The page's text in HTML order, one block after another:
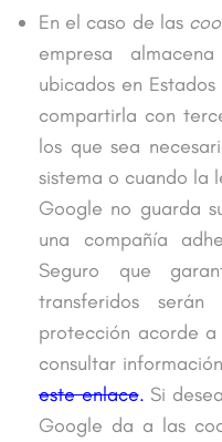
En el caso de las
empresa
ubicados en
compartirla con
los que sea
sistema o cuando la
Google no guarda
una compañía
Seguro que
transferidos
protección acorde
consultar
este enlace. Si
Google da a las